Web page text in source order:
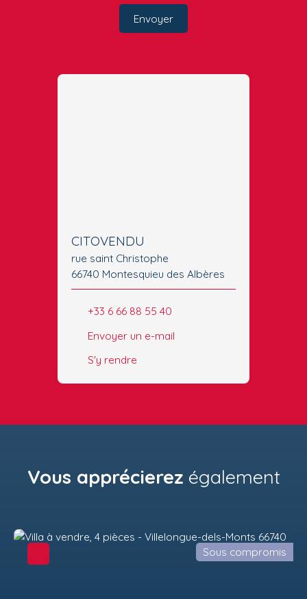
Envoyer
CITOVENDU
rue saint Christophe
66740 Montesquieu des Albères
+33 6 66 88 55 40
Envoyer un e-mail
S'y rendre
Vous apprécierez également
Sous compromis